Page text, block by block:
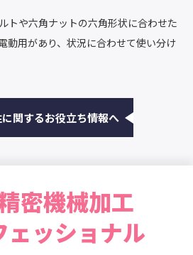
トや六角ナットの六角形状に合わせた
動用があり、状況に合わせて使い分け
関するお役立ち情報へ
密機械加工
ェッショナル